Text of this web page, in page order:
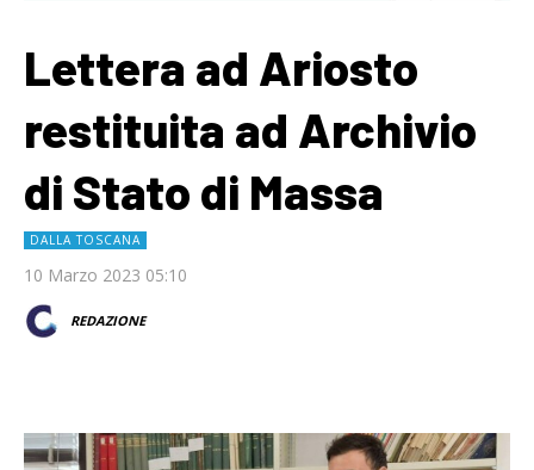
Lettera ad Ariosto
restituita ad Archivio
di Stato di Massa
DALLA TOSCANA
10 Marzo 2023 05:10
REDAZIONE